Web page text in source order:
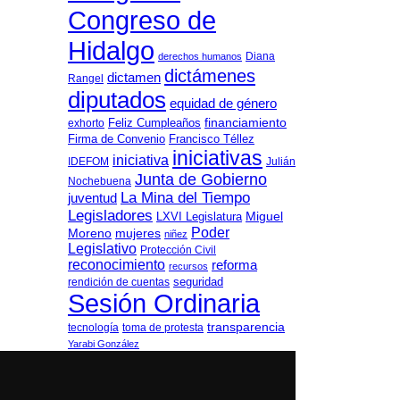
Congreso de
Hidalgo derechos humanos Diana
Rangel dictamen dictámenes
diputados equidad de género
exhorto Feliz Cumpleaños financiamiento
Firma de Convenio Francisco Téllez
IDEFOM iniciativa iniciativas Julián
Nochebuena Junta de Gobierno
juventud La Mina del Tiempo
Legisladores LXVI Legislatura Miguel
Moreno mujeres niñez Poder
Legislativo Protección Civil
reconocimiento recursos reforma
rendición de cuentas seguridad
Sesión Ordinaria
tecnología toma de protesta transparencia
Yarabi González